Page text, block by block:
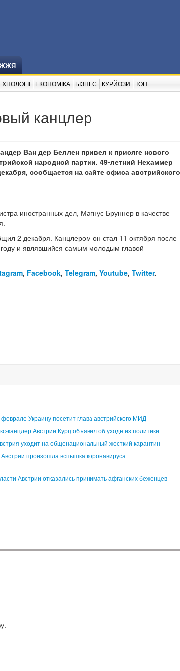
ЕКОНОМІКА БІЗНЕС КУРЙОЗИ ТОП
канцлер
Ван дер Беллен привел к присяге нового
народной партии. 49-летний Нехаммер
сообщается на сайте офиса австрийского
иностранных дел, Магнус Бруннер в качестве
2 декабря. Канцлером он стал 11 октября после
году и являвшийся самым молодым главой
, Facebook, Telegram, Youtube, Twitter.
феврале Украину посетит глава австрийского МИД
канцлер Австрии Курц объявил об уходе из политики
уходит на общенациональный жесткий карантин
Австрии произошла вспышка коронавируса
Австрии отказались принимать афганских беженцев